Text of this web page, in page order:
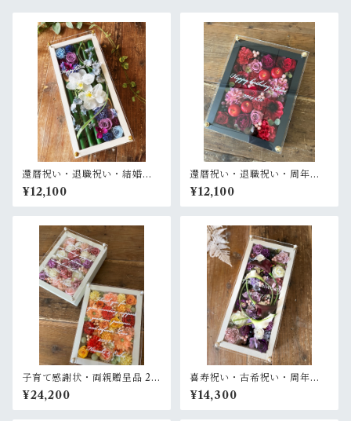
還暦祝い・退職祝い・結婚式
両親贈呈品【名入れ】プリザ
ーブドフラワーアレンジ 和風
白木枠ロング〈竹 青紫 〉名入
式両親贈呈品に
¥12,100
還暦祝い・退職祝い・周年祝
い【名入れ】プリザーブドフ
ラワーアレンジ ウッドフレー
ム 黒木枠
¥12,100
子育て感謝状・両親贈呈品 2個
セット【名入れ】プリザーブ
ドフラワーアレンジ ウッドフ
レーム 白木枠〈イエローオレ
¥24,200
喜寿祝い・古希祝い・周年祝
い・結婚祝い【名入れ】プリ
ザーブドフラワーアレンジ ウ
ッドフレーム 白木枠ロング
¥14,300